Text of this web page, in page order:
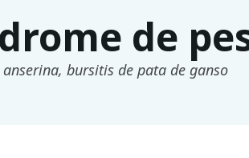
de
bursitis de pata de ganso